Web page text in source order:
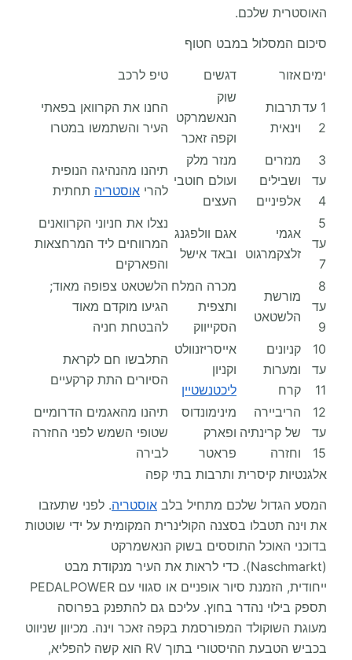
האוסטרית שלכם.
סיכום המסלול במבט חטוף
ימיםאזור דגשים טיפ לרכב
1 עד
2
תרבות
וינאית
שוק
הנאשמרקט
וקפה זאכר
החנו את הקרוואן בפאתי
העיר והשתמשו במטרו
3
עד
4
מנזרים
ושבילים
אלפיניים
מנזר מלק
ועולם חוטבי
העצים
תיהנו מהנהיגה הנופית
להרי אוסטריה תחתית
5
עד
7
אגמי
זלצקמרגוט
אגם וולפגנג
ובאד אישל
נצלו את חניוני הקרוואנים
המרווחים ליד המרחצאות
והפארקים
8
עד
9
מורשת
הלשטאט
מכרה המלח
ותצפית
הסקייווק
הלשטאט צפופה מאוד;
הגיעו מוקדם מאוד
להבטחת חניה
10
עד
11
קניונים
ומערות
קרח
אייסריזנוולט
וקניון
ליכטנשטיין
התלבשו חם לקראת
הסיורים התת קרקעיים
12
עד
15
הריביירה
של קרינתיה
וחזרה
מינימונדוס
ופארק
פראטר
תיהנו מהאגמים הדרומיים
שטופי השמש לפני החזרה
לבירה
אלגנטיות קיסרית ותרבות בתי קפה
המסע הגדול שלכם מתחיל בלב אוסטריה. לפני שתעזבו
את וינה תטבלו בסצנה הקולינרית המקומית על ידי שוטטות
בדוכני האוכל התוססים בשוק הנאשמרקט
(Naschmarkt). כדי לראות את העיר מנקודת מבט
ייחודית, הזמנת סיור אופניים או סגווי עם PEDALPOWER
תספק בילוי נהדר בחוץ. עליכם גם להתפנק בפרוסה
מעוגת השוקולד המפורסמת בקפה זאכר וינה. מכיוון שניווט
בכביש הטבעת ההיסטורי בתוך RV הוא קשה להפליא,